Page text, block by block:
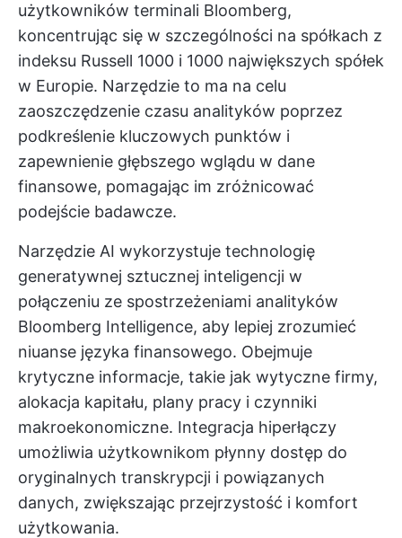
użytkowników terminali Bloomberg,
koncentrując się w szczególności na spółkach z
indeksu Russell 1000 i 1000 największych spółek
w Europie. Narzędzie to ma na celu
zaoszczędzenie czasu analityków poprzez
podkreślenie kluczowych punktów i
zapewnienie głębszego wglądu w dane
finansowe, pomagając im zróżnicować
podejście badawcze.
Narzędzie AI wykorzystuje technologię
generatywnej sztucznej inteligencji w
połączeniu ze spostrzeżeniami analityków
Bloomberg Intelligence, aby lepiej zrozumieć
niuanse języka finansowego. Obejmuje
krytyczne informacje, takie jak wytyczne firmy,
alokacja kapitału, plany pracy i czynniki
makroekonomiczne. Integracja hiperłączy
umożliwia użytkownikom płynny dostęp do
oryginalnych transkrypcji i powiązanych
danych, zwiększając przejrzystość i komfort
użytkowania.